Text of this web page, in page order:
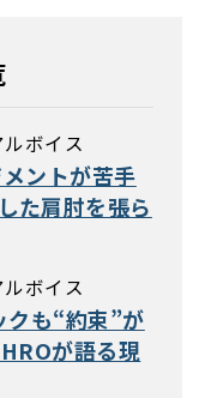
ボイス
ントが苦手
た肩肘を張ら
ボイス
クも“約束”が
が語る現